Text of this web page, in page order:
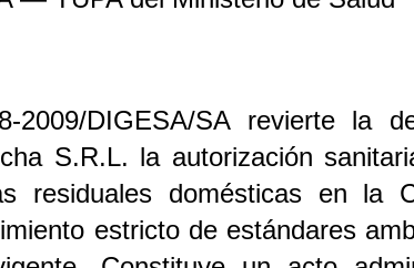
2009/DIGESA/SA revierte la
S.R.L. la autorización
residuales domésticas en la
estricto de estándares